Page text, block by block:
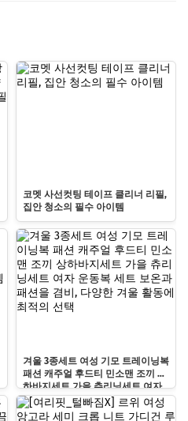
코멧 사선컷팅 테이프 클리너 리필,
집안 청소의 필수 아이템
겨울 3종세트 여성 기모 트레이닝복
패션 캐주얼 후드티 민소맨 조끼 상
하바지세트 가을 츄리닝세트 여자
운동복 세트 보온과 패션을 겸비, 다
양한 겨울 활동에 최적의 선택